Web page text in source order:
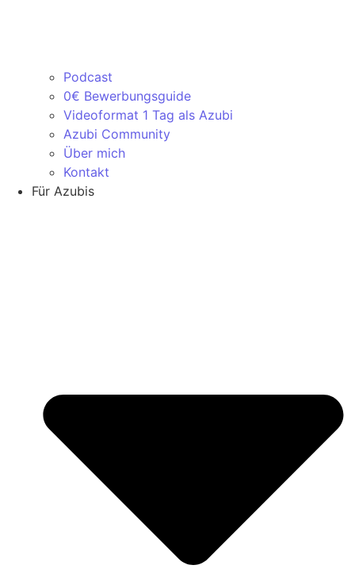
Podcast
0€ Bewerbungsguide
Videoformat 1 Tag als Azubi
Azubi Community
Über mich
Kontakt
Für Azubis